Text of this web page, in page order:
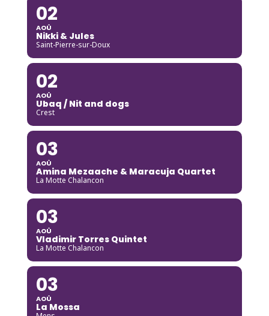
02
AOÛ
Nikki & Jules
Saint-Pierre-sur-Doux
02
AOÛ
Ubaq / Nit and dogs
Crest
03
AOÛ
Amina Mezaache & Maracuja Quartet
La Motte Chalancon
03
AOÛ
Vladimir Torres Quintet
La Motte Chalancon
03
AOÛ
La Mossa